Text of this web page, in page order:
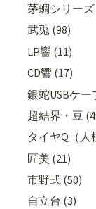
茅蜩シリーズ
武兎 (98)
LP響 (11)
CD響 (17)
銀蛇USBケー
超結界・豆
タイヤQ（人
匠美 (21)
市野式 (50)
自立台 (3)